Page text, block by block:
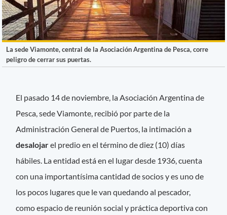
La sede Viamonte, central de la Asociación Argentina de Pesca, corre
peligro de cerrar sus puertas.
El pasado 14 de noviembre, la Asociación Argentina de
Pesca, sede Viamonte, recibió por parte de la
Administración General de Puertos, la intimación a
desalojarel predio en el término de diez (10) días
hábiles. La entidad está en el lugar desde 1936, cuenta
con una importantísima cantidad de socios y es uno de
los pocos lugares que le van quedando al pescador,
como espacio de reunión social y práctica deportiva con